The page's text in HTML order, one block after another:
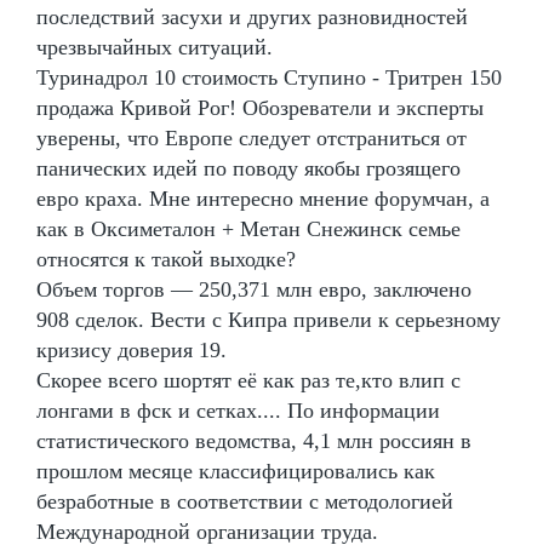
последствий засухи и других разновидностей
чрезвычайных ситуаций.
Туринадрол 10 стоимость Ступино - Тритрен 150
продажа Кривой Рог! Обозреватели и эксперты
уверены, что Европе следует отстраниться от
панических идей по поводу якобы грозящего
евро краха. Мне интересно мнение форумчан, а
как в Оксиметалон + Метан Снежинск семье
относятся к такой выходке?
Объем торгов — 250,371 млн евро, заключено
908 сделок. Вести с Кипра привели к серьезному
кризису доверия 19.
Скорее всего шортят её как раз те,кто влип с
лонгами в фск и сетках.... По информации
статистического ведомства, 4,1 млн россиян в
прошлом месяце классифицировались как
безработные в соответствии с методологией
Международной организации труда.